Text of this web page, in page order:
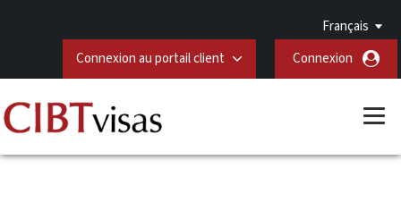
Français
Connexion au portail client
Connexion